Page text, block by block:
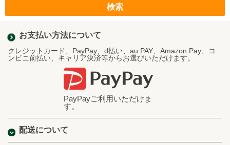
お支払い方法について
クレジットカード、PayPay、d払い、au PAY、Amazon Pay、コ
ンビニ前払い、キャリア決済等からお選びいただけます。
PayPayご利用いただけま
す。
配送について